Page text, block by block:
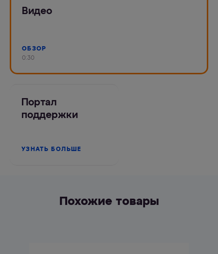
Видео
ОБЗОР
0:30
Портал
поддержки
УЗНАТЬ БОЛЬШЕ
Похожие товары